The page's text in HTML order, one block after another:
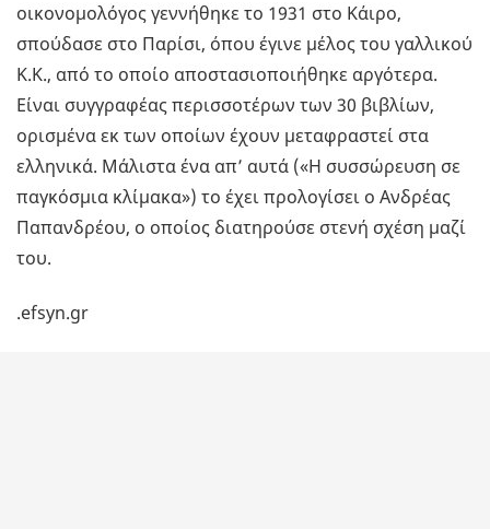
οικονομολόγος γεννήθηκε το 1931 στο Κάιρο,
σπούδασε στο Παρίσι, όπου έγινε μέλος του γαλλικού
Κ.Κ., από το οποίο αποστασιοποιήθηκε αργότερα.
Είναι συγγραφέας περισσοτέρων των 30 βιβλίων,
ορισμένα εκ των οποίων έχουν μεταφραστεί στα
ελληνικά. Μάλιστα ένα απ’ αυτά («Η συσσώρευση σε
παγκόσμια κλίμακα») το έχει προλογίσει ο Ανδρέας
Παπανδρέου, ο οποίος διατηρούσε στενή σχέση μαζί
του.
.efsyn.gr